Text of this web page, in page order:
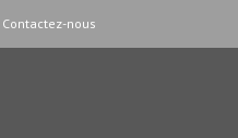
Contactez-nous